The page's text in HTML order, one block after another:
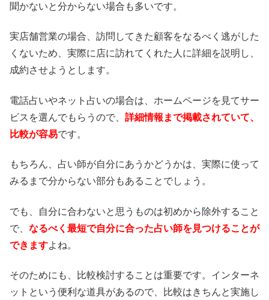
聞かないと分からない場合も多いです。
実店舗営業の場合、訪問してきた顧客をなるべく逃がした
くないため、実際に店に訪れてくれた人に詳細を説明し、
成約させようとします。
電話占いやネット占いの場合は、ホームページを見てサー
ビスを選んでもらうので、 詳細情報まで掲載されていて、
比較が容易です。
もちろん、占い師が自分にあうかどうかは、実際に使って
みるまで分からない部分もあることでしょう。
でも、自分に合わないと思うものは初めから除外すること
で、 なるべく最短で自分に合った占い師を見つけることが
できますよね。
そのためにも、比較検討することは重要です。インターネ
ットという便利な道具があるので、比較はきちんと実施し